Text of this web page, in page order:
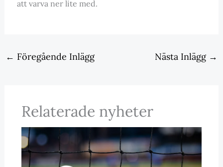
att varva ner lite med.
← Föregående Inlägg Nästa Inlägg →
Relaterade nyheter